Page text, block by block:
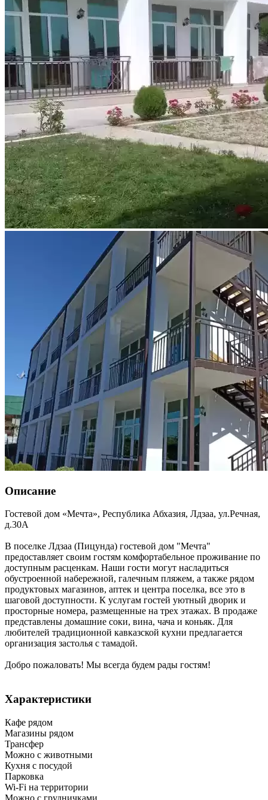
Описание
Гостевой дом «Мечта», Республика Абхазия, Лдзаа, ул.Речная,
д.30А
В поселке Лдзаа (Пицунда) гостевой дом "Мечта"
предоставляет своим гостям комфортабельное проживание по
доступным расценкам. Наши гости могут насладиться
обустроенной набережной, галечным пляжем, а также рядом
продуктовых магазинов, аптек и центра поселка, все это в
шаговой доступности. К услугам гостей уютный дворик и
просторные номера, размещенные на трех этажах. В продаже
представлены домашние соки, вина, чача и коньяк. Для
любителей традиционной кавказской кухни предлагается
организация застолья с тамадой.
Добро пожаловать! Мы всегда будем рады гостям!
Характеристики
Кафе рядом
Магазины рядом
Трансфер
Можно с животными
Кухня с посудой
Парковка
Wi-Fi на территории
Можно с грудничками